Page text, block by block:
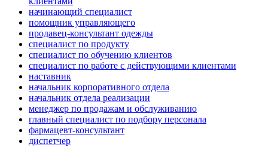
начинающий специалист
помощник управляющего
продавец-консультант одежды
специалист по продукту
специалист по обучению клиентов
специалист по работе с действующими клиентами
наставник
начальник корпоративного отдела
начальник отдела реализации
менеджер по продажам и обслуживанию
главный специалист по подбору персонала
фармацевт-консультант
диспетчер